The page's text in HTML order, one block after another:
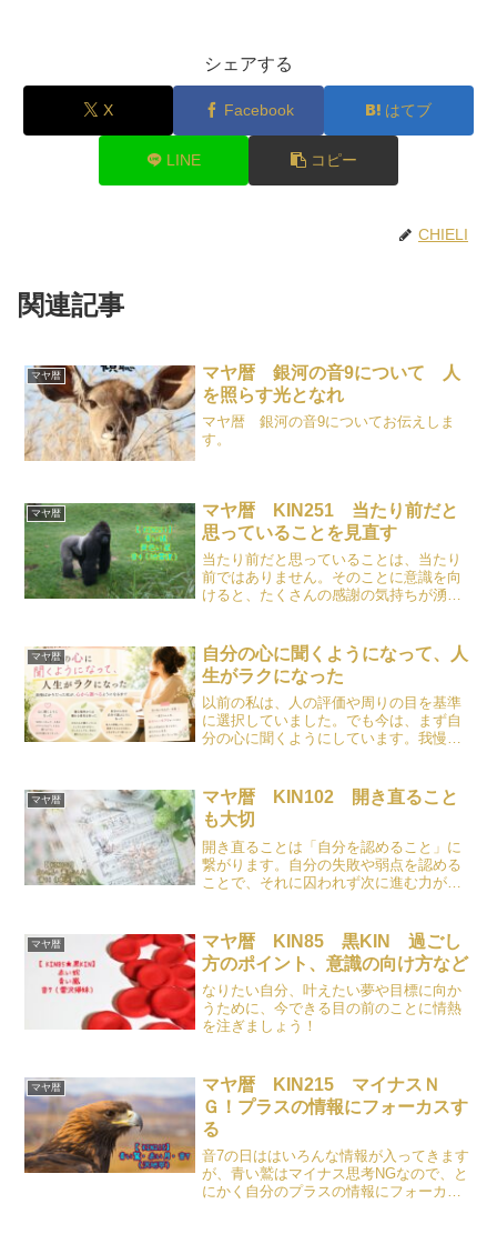
シェアする
X Facebook はてブ
LINE コピー
CHIELI
関連記事
マヤ暦
マヤ暦 銀河の音9について 人
を照らす光となれ
マヤ暦 銀河の音9についてお伝えしま
す。
マヤ暦
マヤ暦 KIN251 当たり前だと
思っていることを見直す
当たり前だと思っていることは、当たり
前ではありません。そのことに意識を向
けると、たくさんの感謝の気持ちが湧い
マヤ暦
自分の心に聞くようになって、人
生がラクになった
以前の私は、人の評価や周りの目を基準
に選択していました。でも今は、まず自
分の心に聞くようにしています。我慢す
マヤ暦
マヤ暦 KIN102 開き直ること
も大切
開き直ることは「自分を認めること」に
繋がります。自分の失敗や弱点を認める
ことで、それに囚われず次に進む力が得
マヤ暦
マヤ暦 KIN85 黒KIN 過ごし
方のポイント、意識の向け方など
なりたい自分、叶えたい夢や目標に向か
うために、今できる目の前のことに情熱
を注ぎましょう！
マヤ暦
マヤ暦 KIN215 マイナスＮ
Ｇ！プラスの情報にフォーカスす
る
音7の日ははいろんな情報が入ってきます
が、青い鷲はマイナス思考NGなので、と
にかく自分のプラスの情報にフォーカス